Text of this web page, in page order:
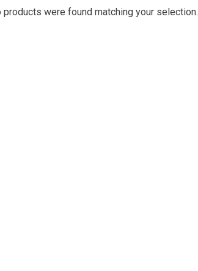
products were found matching your selection.